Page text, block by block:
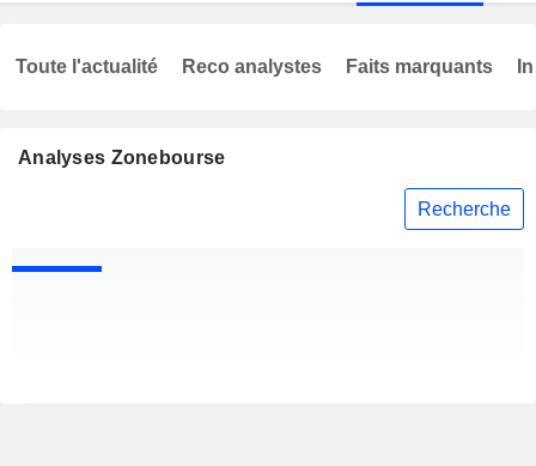
Analyses Zonebourse
Recherche
Toute l'actualité Reco analystes Faits marquants